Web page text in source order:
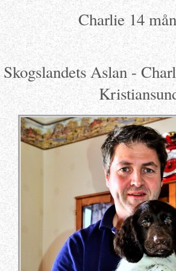
Charlie 14
Skogslandets Aslan -